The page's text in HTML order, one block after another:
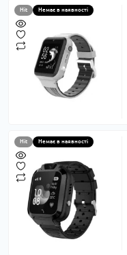
Hit Немає в наявності
Hit Немає в наявності